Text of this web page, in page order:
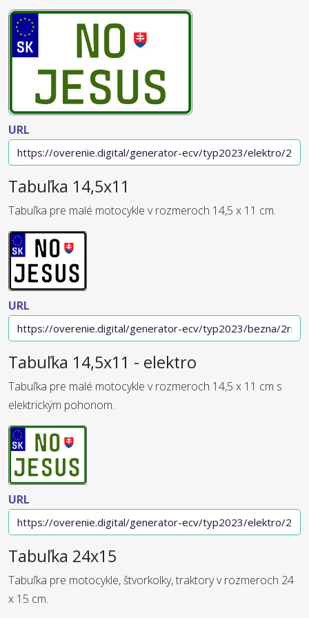
URL
Tabuľka 14,5x11
Tabuľka pre malé motocykle v rozmeroch 14,5 x 11 cm.
URL
Tabuľka 14,5x11 - elektro
Tabuľka pre malé motocykle v rozmeroch 14,5 x 11 cm s
elektrickým pohonom.
URL
Tabuľka 24x15
Tabuľka pre motocykle, štvorkolky, traktory v rozmeroch 24
x 15 cm.